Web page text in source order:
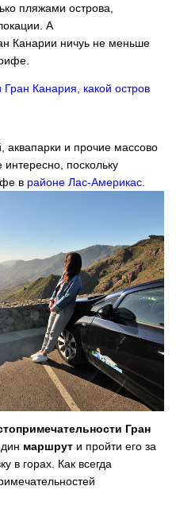
пляжами острова,
А
Канарии ничуь не меньше
Канария, какой остров
аквапарки и прочие массово
поскольку
в районе Лас-Америкас
Гран
маршрут и пройти его за
в горах. Как всегда